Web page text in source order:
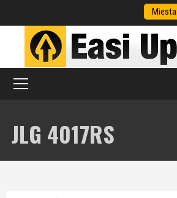
Miesta
JLG 4017RS